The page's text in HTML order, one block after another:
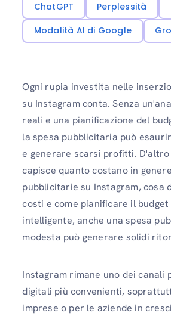
ChatGPT Perplessità
Modalità AI di Google
Ogni rupia investita nelle
su Instagram conta. Senza
reali e una pianificazione del
la spesa pubblicitaria può
e generare scarsi profitti. D'altro
capisce quanto costano in
pubblicitarie su Instagram, cosa
costi e come pianificare il budget
intelligente, anche una spesa
modesta può generare solidi
Instagram rimane uno dei canali
digitali più convenienti,
imprese o per le aziende in